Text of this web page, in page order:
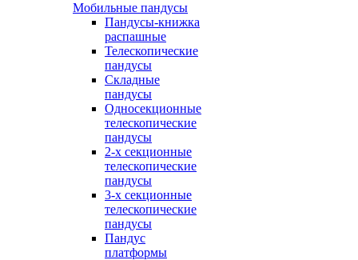
Мобильные пандусы
Пандусы-книжка
распашные
Телескопические
пандусы
Складные
пандусы
Односекционные
телескопические
пандусы
2-х секционные
телескопические
пандусы
3-х секционные
телескопические
пандусы
Пандус
платформы